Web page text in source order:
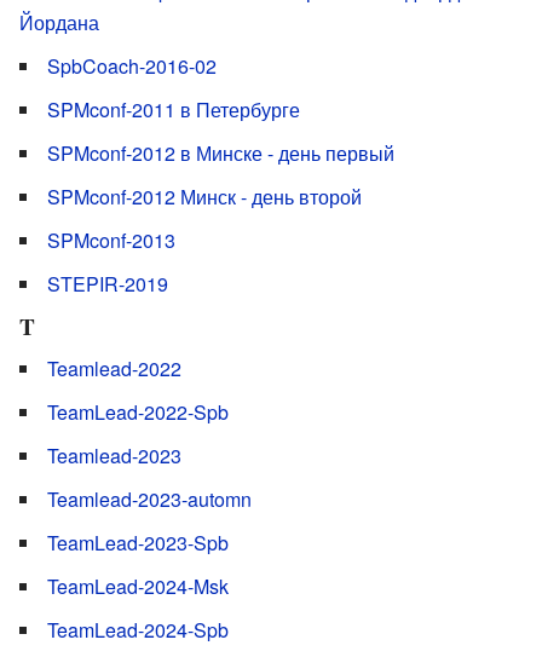
Йордана
SpbCoach-2016-02
SPMconf-2011 в Петербурге
SPMconf-2012 в Минске - день первый
SPMconf-2012 Минск - день второй
SPMconf-2013
STEPIR-2019
T
Teamlead-2022
TeamLead-2022-Spb
Teamlead-2023
Teamlead-2023-automn
TeamLead-2023-Spb
TeamLead-2024-Msk
TeamLead-2024-Spb